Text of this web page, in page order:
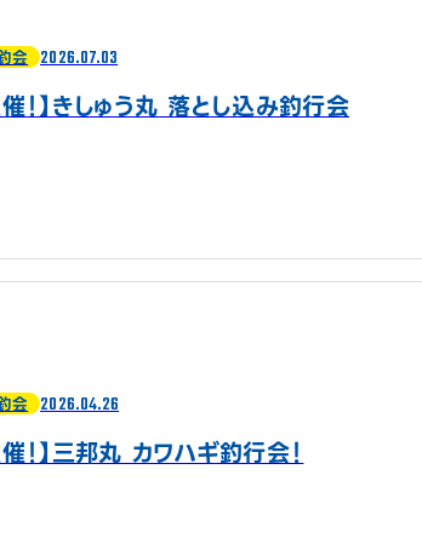
会 2026.07.03
！】きしゅう丸 落とし込み釣行会
会 2026.04.26
！】三邦丸 カワハギ釣行会！